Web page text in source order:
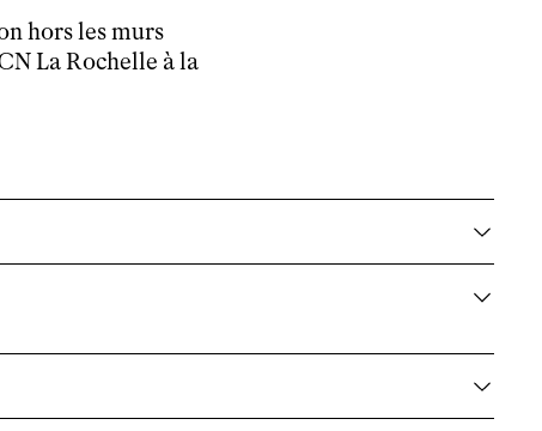
hors les murs
La Rochelle à la